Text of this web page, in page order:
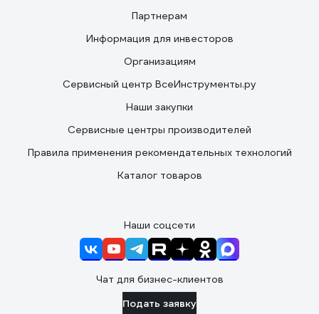
Партнерам
Информация для инвесторов
Организациям
Сервисный центр ВсеИнструменты.ру
Наши закупки
Сервисные центры производителей
Правила применения рекомендательных технологий
Каталог товаров
Наши соцсети
Чат для бизнес-клиентов
Подать заявку